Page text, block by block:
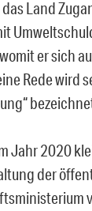
Land
er sich
Rede wird
Jahr 2020
der